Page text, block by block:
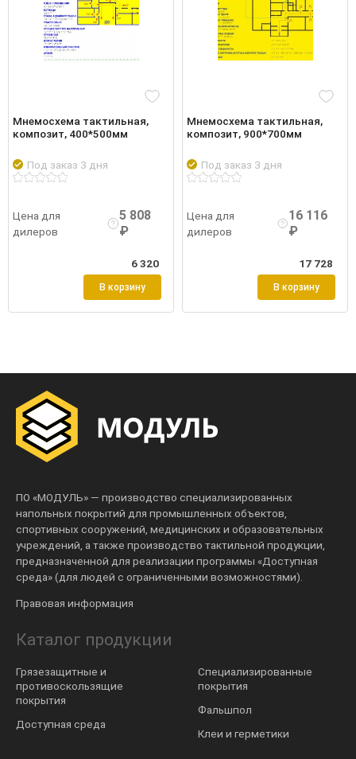
Мнемосхема тактильная,
композит, 400*500мм
Под заказ 3 дня
Цена для
дилеров
5 808
₽
6 320
В корзину
Мнемосхема тактильная,
композит, 900*700мм
Под заказ 3 дня
Цена для
дилеров
16 116
₽
17 728
В корзину
ПО «МОДУЛЬ» — производство специализированных
напольных покрытий для промышленных объектов,
спортивных сооружений, медицинских и образовательных
учреждений, а также производство тактильной продукции,
предназначенной для реализации программы «Доступная
среда» (для людей с ограниченными возможностями).
Правовая информация
Каталог продукции
Грязезащитные и
противоскользящие
покрытия
Доступная среда
Специализированные
покрытия
Фальшпол
Клеи и герметики